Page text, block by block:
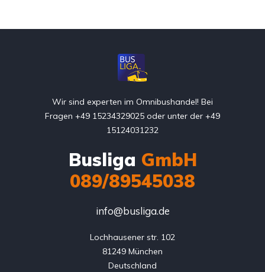
Wir sind experten im Omnibushandel! Bei
Fragen +49 15234329025 oder unter der +49
15124031232
Busliga GmbH
089/89545038
info@busliga.de
Lochhausener str. 102
81249 München
Deutschland